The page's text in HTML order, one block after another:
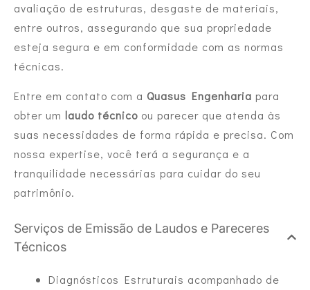
avaliação de estruturas, desgaste de materiais,
entre outros, assegurando que sua propriedade
esteja segura e em conformidade com as normas
técnicas.
Entre em contato com a Quasus Engenharia para
obter um laudo técnico ou parecer que atenda às
suas necessidades de forma rápida e precisa. Com
nossa expertise, você terá a segurança e a
tranquilidade necessárias para cuidar do seu
patrimônio.
Serviços de Emissão de Laudos e Pareceres
Técnicos
Diagnósticos Estruturais acompanhado de